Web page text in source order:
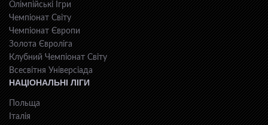
Олімпійські Ігри
Чемпіонат Світу
Чемпіонат Європи
Золота Євроліга
Клубний Чемпіонат Світу
Всесвiтня Унiверсiaда
НАЦІОНАЛЬНІ ЛІГИ
Польща
Італія